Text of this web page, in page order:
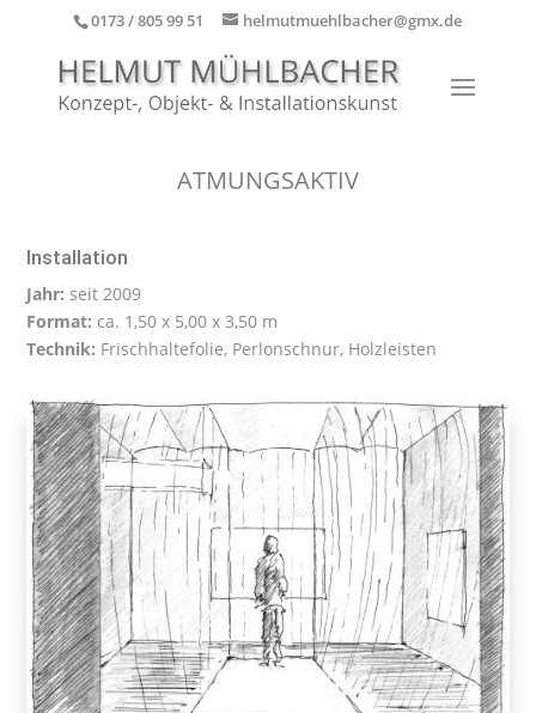
0173 / 805 99 51 helmutmuehlbacher@gmx.de
ATMUNGSAKTIV
Installation
Jahr: seit 2009
Format: ca. 1,50 x 5,00 x 3,50 m
Technik: Frischhaltefolie, Perlonschnur, Holzleisten